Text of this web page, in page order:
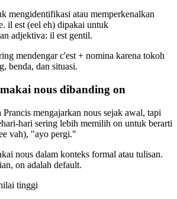
mengidentifikasi atau memperkenalkan
il est (eel eh) dipakai untuk
adjektiva: il est gentil.
mendengar c'est + nomina karena tokoh
benda, dan situasi.
nous dibanding on
mengajarkan nous sejak awal, tapi
hari sering lebih memilih on untuk berarti
vah), "ayo pergi."
nous dalam konteks formal atau tulisan.
on adalah default.
tinggi